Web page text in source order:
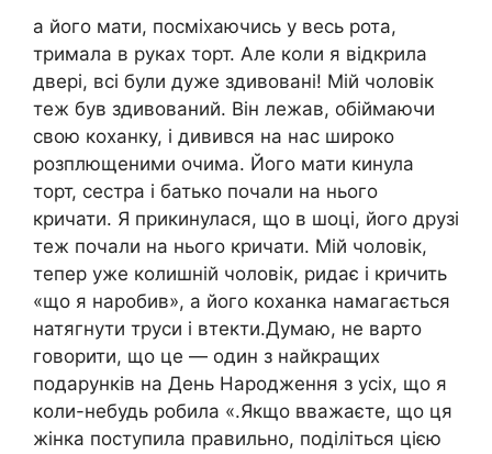
а його мати, посміхаючись у весь рота,
тримала в руках торт. Але коли я відкрила
двері, всі були дуже здивовані! Мій чоловік
теж був здивований. Він лежав, обіймаючи
свою коханку, і дивився на нас широко
розплющеними очима. Його мати кинула
торт, сестра і батько почали на нього
кричати. Я прикинулася, що в шоці, його друзі
теж почали на нього кричати. Мій чоловік,
тепер уже колишній чоловік, ридає і кричить
«що я наробив», а його коханка намагається
натягнути труси і втекти.Думаю, не варто
говорити, що це — один з найкращих
подарунків на День Народження з усіх, що я
коли-небудь робила «.Якщо вважаєте, що ця
жінка поступила правильно, поділіться цією